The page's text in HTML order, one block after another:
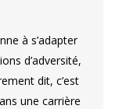
à s’adapter
d’adversité,
dit, c’est
une carrière